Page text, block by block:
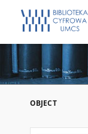
OBJECT